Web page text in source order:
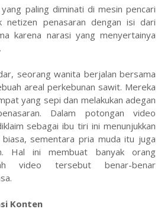
paling diminati di mesin pencari
netizen penasaran dengan isi dari
karena narasi yang menyertainya
seorang wanita berjalan bersama
areal perkebunan sawit. Mereka
yang sepi dan melakukan adegan
Dalam potongan video
sebagai ibu tiri ini menunjukkan
sementara pria muda itu juga
Hal ini membuat banyak orang
video tersebut benar-benar
Konten